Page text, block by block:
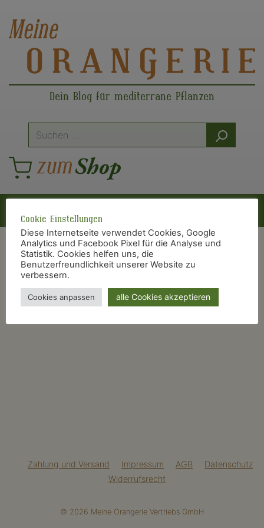
Dein Blog für mediterrane Pflanzen
Suche
nach:
Hauptnavigation
Zahlung und Versand Impressum AGB
Datenschutz
Widerrufsrecht
© 2026 Meine Orangerie Vertriebs GmbH
Cookie Einstellungen
Diese Internetseite verwendet Cookies, Google
Analytics und Facebook Pixel für die Analyse und
Statistik. Cookies helfen uns, die
Benutzerfreundlichkeit unserer Website zu
verbessern.
Cookies anpassen alle Cookies akzeptieren